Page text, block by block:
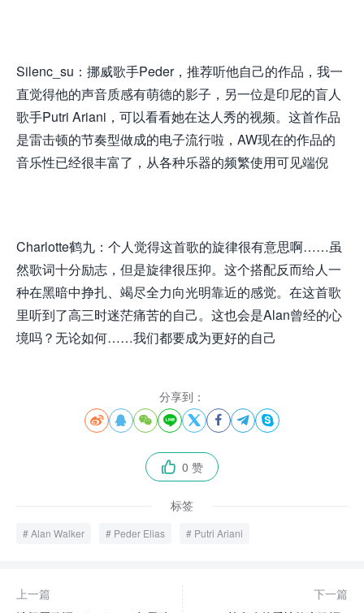
Silenc_su：挪威歌手Peder，推荐听他自己的作品，我一
直觉得他的声音质感有萌德的影子，另一位是印尼的盲人
歌手Putri Ariani，可以看看她在达人秀的视频。这首作品
是雷击顿的节奏型做成的电子流行啦，AW现在的作品的
音乐性已经很丰富了，从各种乐器的频繁使用可见端倪
Charlotte鹤九：个人觉得这首歌的旋律很有意思啊……虽
然歌词十分励志，但是旋律很压抑。这个搭配反而给人一
种在黑暗中挣扎、竭尽全力向光明靠近的感觉。在这首歌
里听到了高三时迷茫痛苦的自己。这也会是Alan曾经的心
境吗？无论如何……我们都要成为更好的自己
分享到：
       
 0 赞
标签
Alan Walker Peder Elias Putri Ariani
上一篇
下一篇